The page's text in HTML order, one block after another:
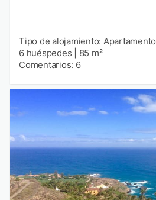
Tipo de alojamiento: Apartamento
6 huéspedes
85 m²
Comentarios: 6